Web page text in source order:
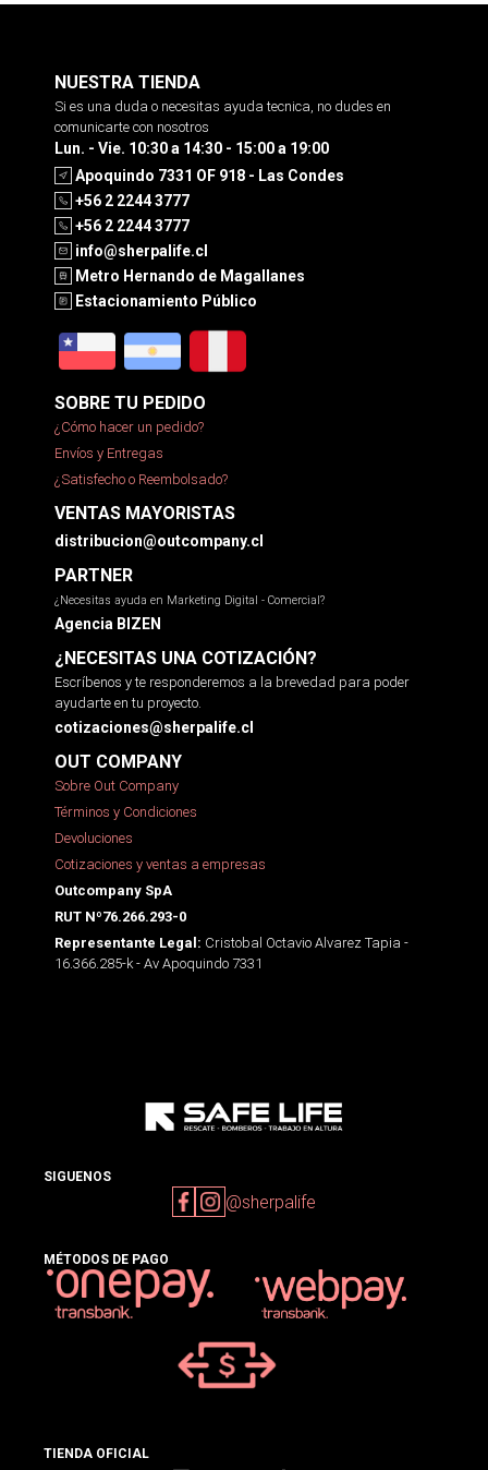
NUESTRA TIENDA
Si es una duda o necesitas ayuda tecnica, no dudes en
comunicarte con nosotros
Lun. - Vie. 10:30 a 14:30 - 15:00 a 19:00
Apoquindo 7331 OF 918 - Las Condes
+56 2 2244 3777
+56 2 2244 3777
info@sherpalife.cl
Metro Hernando de Magallanes
Estacionamiento Público
SOBRE TU PEDIDO
¿Cómo hacer un pedido?
Envíos y Entregas
¿Satisfecho o Reembolsado?
VENTAS MAYORISTAS
distribucion@outcompany.cl
PARTNER
¿Necesitas ayuda en Marketing Digital - Comercial?
Agencia BIZEN
¿NECESITAS UNA COTIZACIÓN?
Escríbenos y te responderemos a la brevedad para poder
ayudarte en tu proyecto.
cotizaciones@sherpalife.cl
OUT COMPANY
Sobre Out Company
Términos y Condiciones
Devoluciones
Cotizaciones y ventas a empresas
Outcompany SpA
RUT Nº76.266.293-0
Representante Legal: Cristobal Octavio Alvarez Tapia -
16.366.285-k - Av Apoquindo 7331
SIGUENOS
@sherpalife
MÉTODOS DE PAGO
TIENDA OFICIAL